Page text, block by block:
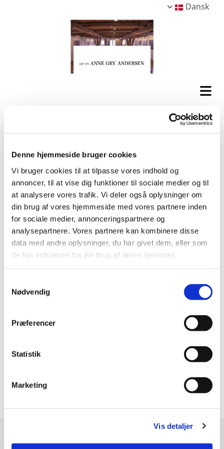
Denne hjemmeside bruger cookies
Vi bruger cookies til at tilpasse vores indhold og
annoncer, til at vise dig funktioner til sociale medier og til
at analysere vores trafik. Vi deler også oplysninger om
din brug af vores hjemmeside med vores partnere inden
for sociale medier, annonceringspartnere og
analysepartnere. Vores partnere kan kombinere disse
data med andre oplysninger, du har givet dem, eller som
de har indsamlet fra din brug af deres tjenester.
Nødvendig
Præferencer
Statistik
Marketing
Vis detaljer
Dansk
Gennemsigt, 50 x 50 cm., Leveres i cremefarvet svæveramme. Pris 1500